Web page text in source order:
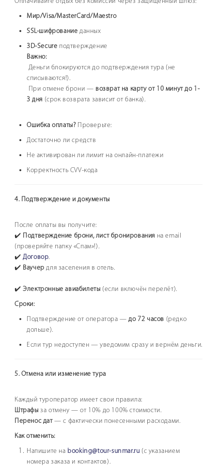
Мир/Visa/MasterCard/Maestro
SSL-шифрование данных
3D-Secure подтверждение
Важно:
Деньги блокируются до подтверждения тура (не
списываются!).
При отмене брони — возврат на карту от 10 минут до 1-
3 дня (срок возврата зависит от банка).
Ошибка оплаты?Проверьте:
Достаточно ли средств
Не активирован ли лимит на онлайн-платежи
Корректность CVV-кода
4. Подтверждение и документы
После оплаты вы получите:
✔️ Подтверждение брони, лист бронирования на email
(проверяйте папку «Спам»!).
✔️Договор.
✔️ Ваучер для заселения в отель.
✔️Электронные авиабилеты (если включён перелёт).
Сроки:
Подтверждение от оператора —до 72 часов (редко
дольше).
Если тур недоступен — уведомим сразу и вернём деньги.
5. Отмена или изменение тура
Каждый туроператор имеет свои правила:
Штрафы за отмену — от 10% до 100% стоимости.
Перенос дат— с фактически понесенными расходами.
Как отменить:
Напишите на booking@tour-sunmar.ru (с указанием
номера заказа и контактов).